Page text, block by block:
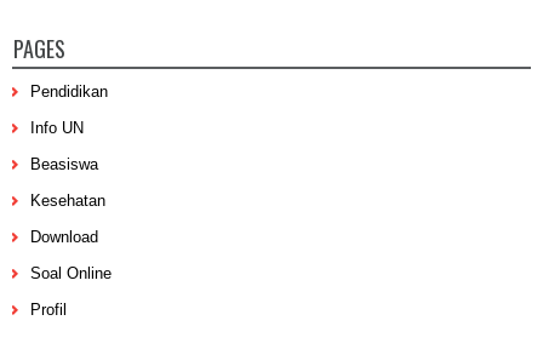
PAGES
Pendidikan
Info UN
Beasiswa
Kesehatan
Download
Soal Online
Profil